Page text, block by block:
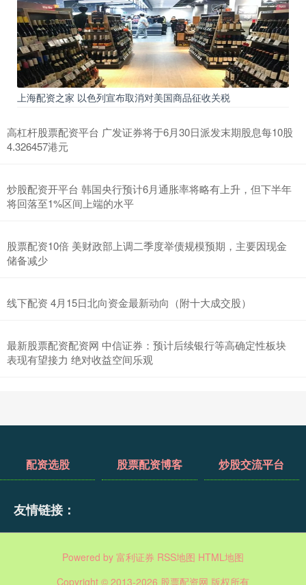
上海配资之家 以色列宣布取消对美国商品征收关税
高杠杆股票配资平台 广发证券将于6月30日派发末期股息每10股
4.326457港元
炒股配资开平台 韩国央行预计6月通胀率将略有上升，但下半年
将回落至1%区间上端的水平
股票配资10倍 美财政部上调二季度举债规模预期，主要因现金
储备减少
线下配资 4月15日北向资金最新动向（附十大成交股）
最新股票配资配资网 中信证券：预计后续银行等高确定性板块
表现有望接力 绝对收益空间乐观
配资选股 股票配资博客 炒股交流平台
友情链接：
Powered by 富利证券 RSS地图 HTML地图
Copyright © 2013-2026 股票配资网 版权所有